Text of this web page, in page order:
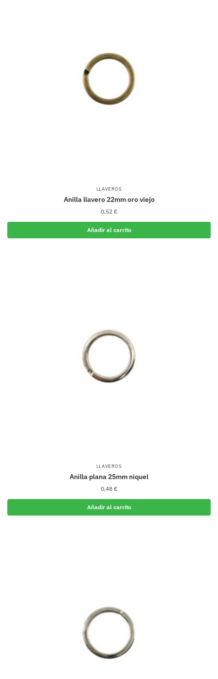
LLAVEROS
Anilla llavero 22mm oro viejo
0,52 €
Añadir al carrito
LLAVEROS
Anilla plana 25mm niquel
0,48 €
Añadir al carrito